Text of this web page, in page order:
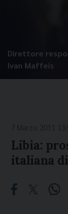
Direttore
Ivan Maffeis
Libia:
italiana